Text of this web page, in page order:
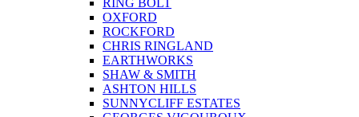
RING BOLT
OXFORD
ROCKFORD
CHRIS RINGLAND
EARTHWORKS
SHAW & SMITH
ASHTON HILLS
SUNNYCLIFF ESTATES